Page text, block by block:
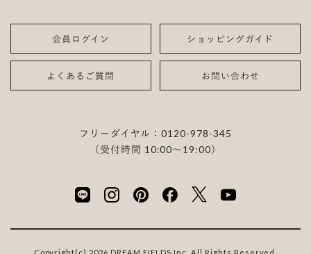
会員ログイン ショッピングガイド
よくあるご質問 お問い合わせ
フリーダイヤル：0120-978-345
（受付時間 10:00〜19:00）